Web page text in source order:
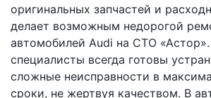
оригинальных запчастей и
делает возможным недорогой
автомобилей Audi на СТО
специалисты всегда готовы
сложные неисправности в
сроки, не жертвуя качеством. В